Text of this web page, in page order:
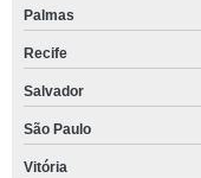
Palmas
Recife
Salvador
São Paulo
Vitória